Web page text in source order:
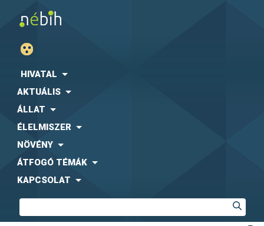
HIVATAL
AKTUÁLIS
ÁLLAT
ÉLELMISZER
NÖVÉNY
ÁTFOGÓ TÉMÁK
KAPCSOLAT